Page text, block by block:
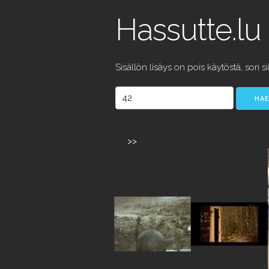
Hassutte.lu
Sisällön lisäys on pois käytöstä, sori
>>